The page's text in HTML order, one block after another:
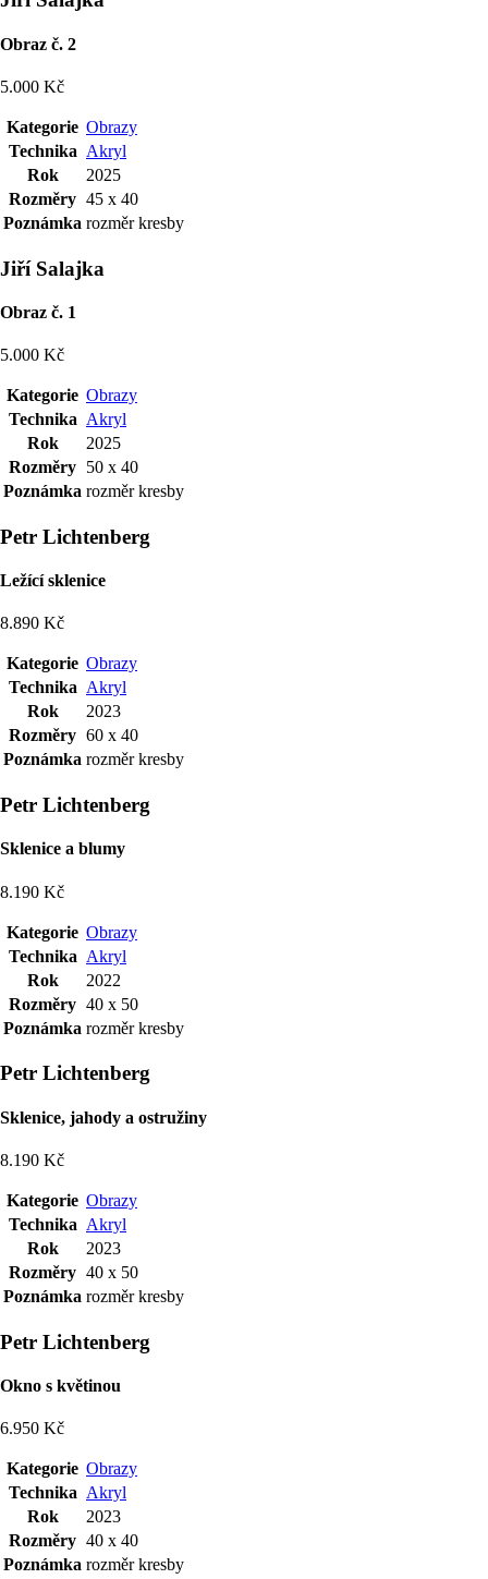
Obraz č. 2
5.000 Kč
Kategorie Obrazy
Technika Akryl
Rok
2025
Rozměry 45 x 40
Poznámka rozměr kresby
Jiří Salajka
Obraz č. 1
5.000 Kč
Kategorie Obrazy
Technika Akryl
Rok
2025
Rozměry 50 x 40
Poznámka rozměr kresby
Petr Lichtenberg
Ležící sklenice
8.890 Kč
Kategorie Obrazy
Technika Akryl
Rok
2023
Rozměry 60 x 40
Poznámka rozměr kresby
Petr Lichtenberg
Sklenice a blumy
8.190 Kč
Kategorie Obrazy
Technika Akryl
Rok
2022
Rozměry 40 x 50
Poznámka rozměr kresby
Petr Lichtenberg
Sklenice, jahody a ostružiny
8.190 Kč
Kategorie Obrazy
Technika Akryl
Rok
2023
Rozměry 40 x 50
Poznámka rozměr kresby
Petr Lichtenberg
Okno s květinou
6.950 Kč
Kategorie Obrazy
Technika Akryl
Rok
2023
Rozměry 40 x 40
Poznámka rozměr kresby